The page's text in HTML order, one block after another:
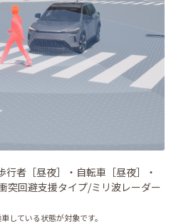
行者［昼夜］・自転車［昼夜］・
突回避支援タイプ/ミリ波レーダー
している状態が対象です。